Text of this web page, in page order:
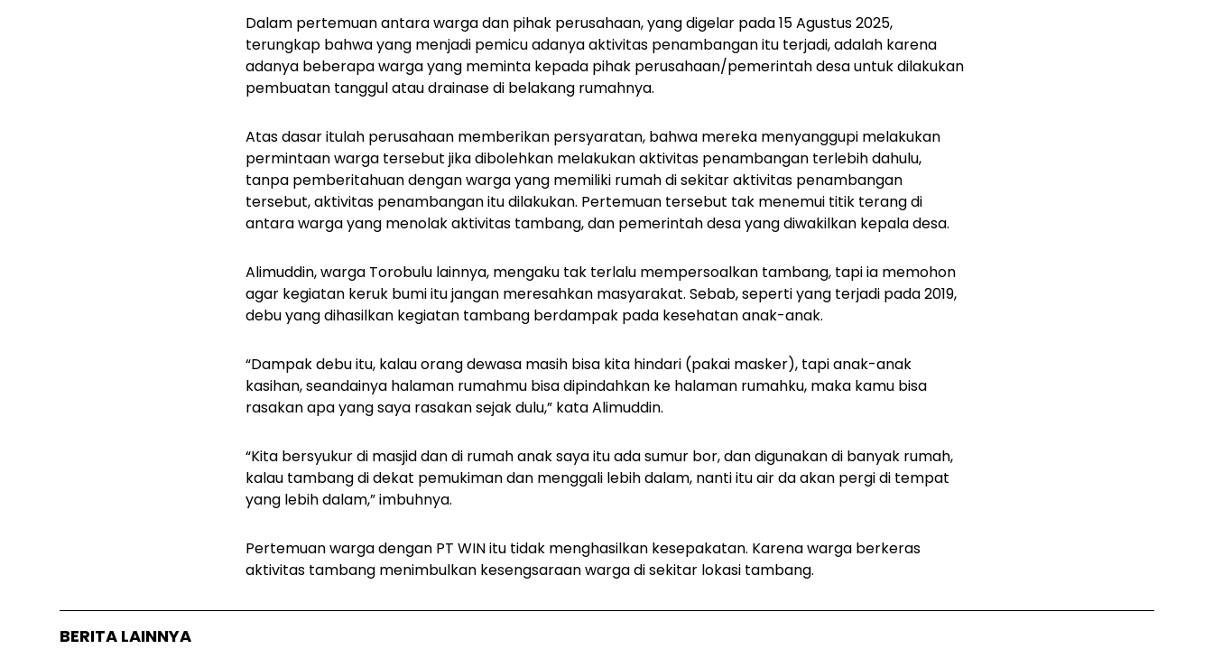
Dalam pertemuan antara warga dan pihak perusahaan, yang digelar pada 15 Agustus 2025,
terungkap bahwa yang menjadi pemicu adanya aktivitas penambangan itu terjadi, adalah karena
adanya beberapa warga yang meminta kepada pihak perusahaan/pemerintah desa untuk dilakukan
pembuatan tanggul atau drainase di belakang rumahnya.
Atas dasar itulah perusahaan memberikan persyaratan, bahwa mereka menyanggupi melakukan
permintaan warga tersebut jika dibolehkan melakukan aktivitas penambangan terlebih dahulu,
tanpa pemberitahuan dengan warga yang memiliki rumah di sekitar aktivitas penambangan
tersebut, aktivitas penambangan itu dilakukan. Pertemuan tersebut tak menemui titik terang di
antara warga yang menolak aktivitas tambang, dan pemerintah desa yang diwakilkan kepala desa.
Alimuddin, warga Torobulu lainnya, mengaku tak terlalu mempersoalkan tambang, tapi ia memohon
agar kegiatan keruk bumi itu jangan meresahkan masyarakat. Sebab, seperti yang terjadi pada 2019,
debu yang dihasilkan kegiatan tambang berdampak pada kesehatan anak-anak.
“Dampak debu itu, kalau orang dewasa masih bisa kita hindari (pakai masker), tapi anak-anak
kasihan, seandainya halaman rumahmu bisa dipindahkan ke halaman rumahku, maka kamu bisa
rasakan apa yang saya rasakan sejak dulu,” kata Alimuddin.
“Kita bersyukur di masjid dan di rumah anak saya itu ada sumur bor, dan digunakan di banyak rumah,
kalau tambang di dekat pemukiman dan menggali lebih dalam, nanti itu air da akan pergi di tempat
yang lebih dalam,” imbuhnya.
Pertemuan warga dengan PT WIN itu tidak menghasilkan kesepakatan. Karena warga berkeras
aktivitas tambang menimbulkan kesengsaraan warga di sekitar lokasi tambang.
BERITA LAINNYA